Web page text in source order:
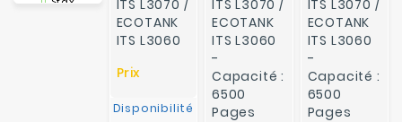
ITS L3070 /
ECOTANK
ITS L3060
Prix
Disponibilité
ITS L3070 /
ECOTANK
ITS L3060
-
Capacité :
6500
Pages
ITS L3070 /
ECOTANK
ITS L3060
-
Capacité :
6500
Pages